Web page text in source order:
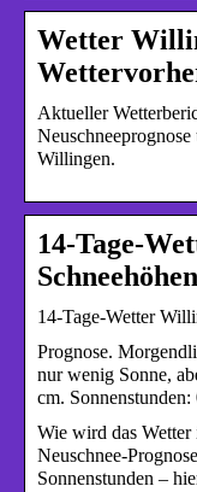
Wetter
Aktueller
Willingen.
14-Tage-
Schneehöhen
14-Tage-Wetter
Prognose.
nur wenig Sonne,
cm. Sonnenstunden:
Wie wird das
Neuschnee-
Sonnenstunden –